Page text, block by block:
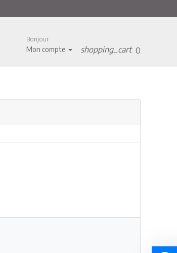
Bonjour
Mon compte shopping_cart 0